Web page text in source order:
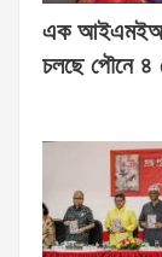
এক
চলছে পৌনে